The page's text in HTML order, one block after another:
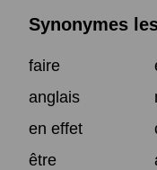
Synonymes
faire
anglais
en effet
être